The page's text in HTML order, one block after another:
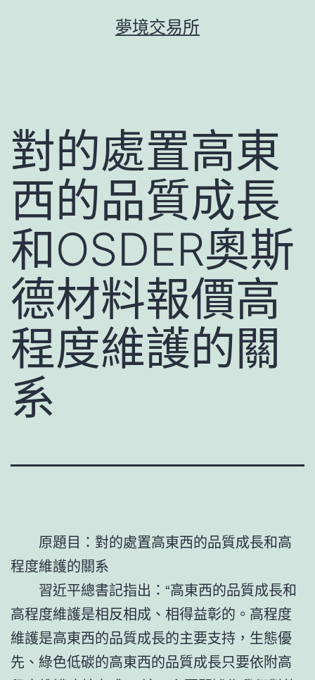
夢境交易所
對的處置高東
西的品質成長
和OSDER奧斯
德材料報價高
程度維護的關
系
原題目：對的處置高東西的品質成長和高
程度維護的關系
習近平總書記指出：“高東西的品質成長和
高程度維護是相反相成、相得益彰的。高程度
維護是高東西的品質成長的主要支持，生態優
先、綠色低碳的高東西的品質成長只要依附高